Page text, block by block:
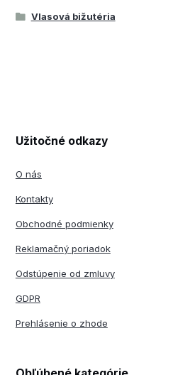
Vlasová bižutéria
Užitočné odkazy
O nás
Kontakty
Obchodné podmienky
Reklamačný poriadok
Odstúpenie od zmluvy
GDPR
Prehlásenie o zhode